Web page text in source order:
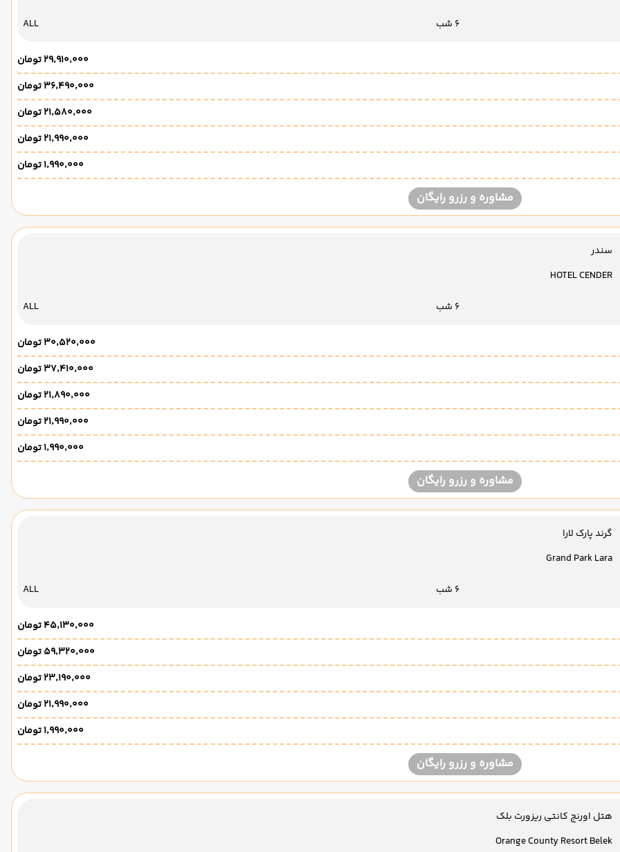
6 شب ALL
۲۹٬۹۱۰٬۰۰۰ تومان
۳۶٬۴۹۰٬۰۰۰ تومان
۲۱٬۵۸۰٬۰۰۰ تومان
۲۱٬۹۹۰٬۰۰۰ تومان
۱٬۹۹۰٬۰۰۰ تومان
مشاوره و رزرو رایگان
سندر
HOTEL CENDER
6 شب ALL
۳۰٬۵۲۰٬۰۰۰ تومان
۳۷٬۴۱۰٬۰۰۰ تومان
۲۱٬۸۹۰٬۰۰۰ تومان
۲۱٬۹۹۰٬۰۰۰ تومان
۱٬۹۹۰٬۰۰۰ تومان
مشاوره و رزرو رایگان
گرند پارک لارا
Grand Park Lara
6 شب ALL
۴۵٬۱۳۰٬۰۰۰ تومان
۵۹٬۳۲۰٬۰۰۰ تومان
۲۳٬۱۹۰٬۰۰۰ تومان
۲۱٬۹۹۰٬۰۰۰ تومان
۱٬۹۹۰٬۰۰۰ تومان
مشاوره و رزرو رایگان
هتل اورنج کانتی ریزورت بلک
Orange County Resort Belek